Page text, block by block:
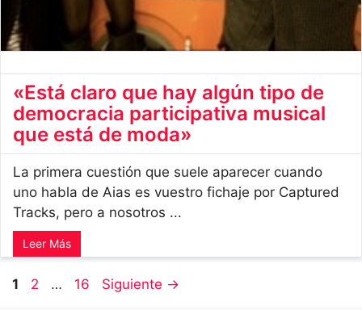
«Está claro que hay algún tipo de
democracia participativa musical
que está de moda»
La primera cuestión que suele aparecer cuando
uno habla de Aias es vuestro fichaje por Captured
Tracks, pero a nosotros ...
Leer Más
Página
1 Página
2 … Página
16 Siguiente →